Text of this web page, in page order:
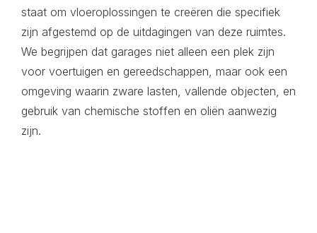
staat om vloeroplossingen te creëren die specifiek
zijn afgestemd op de uitdagingen van deze ruimtes.
We begrijpen dat garages niet alleen een plek zijn
voor voertuigen en gereedschappen, maar ook een
omgeving waarin zware lasten, vallende objecten, en
gebruik van chemische stoffen en oliën aanwezig
zijn.